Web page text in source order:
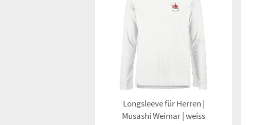
Longsleeve für Herren |
Musashi Weimar | weiss